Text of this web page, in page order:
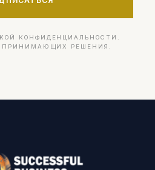
КОНФИДЕНЦИАЛЬНОСТИ.
ПРИНИМАЮЩИХ РЕШЕНИЯ.